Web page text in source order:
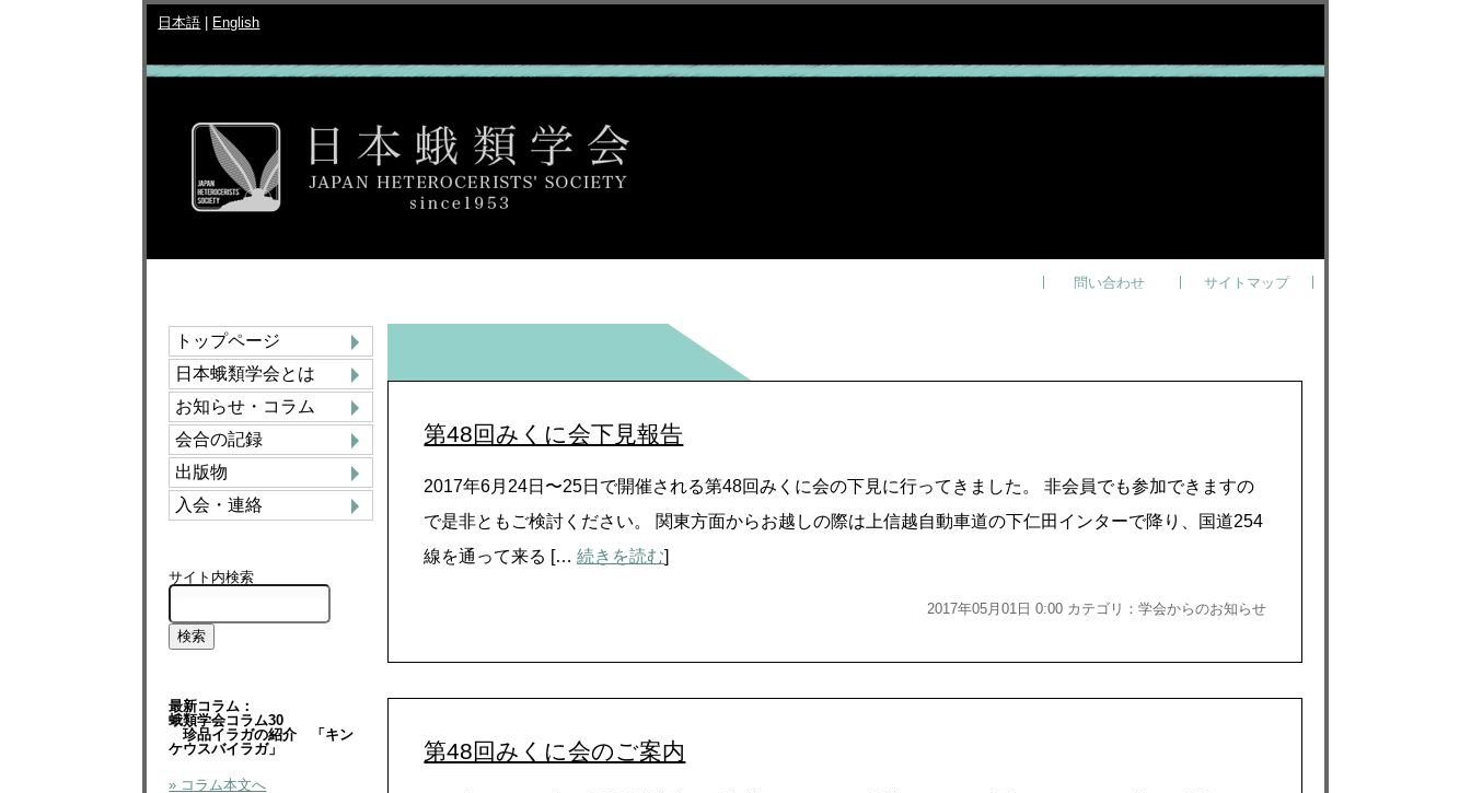
日本語 English
問い合わせ サイトマップ
トップページ
日本蛾類学会とは
お知らせ・コラム
会合の記録
出版物
入会・連絡
サイト内検索
最新コラム：
蛾類学会コラム30
珍品イラガの紹介 「キン
ケウスバイラガ」
» コラム本文へ
第48回みくに会下見報告
2017年6月24日〜25日で開催される第48回みくに会の下見に行ってきました。 非会員でも参加できますの
で是非ともご検討ください。 関東方面からお越しの際は上信越自動車道の下仁田インターで降り、国道254
線を通って来る […続きを読む]
2017年05月01日 0:00 カテゴリ：学会からのお知らせ
第48回みくに会のご案内